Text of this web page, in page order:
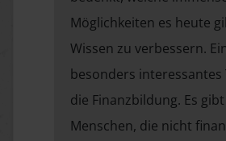
Möglichkeiten es heute
Wissen zu verbessern.
besonders interessantes
die Finanzbildung. Es
Menschen, die nicht